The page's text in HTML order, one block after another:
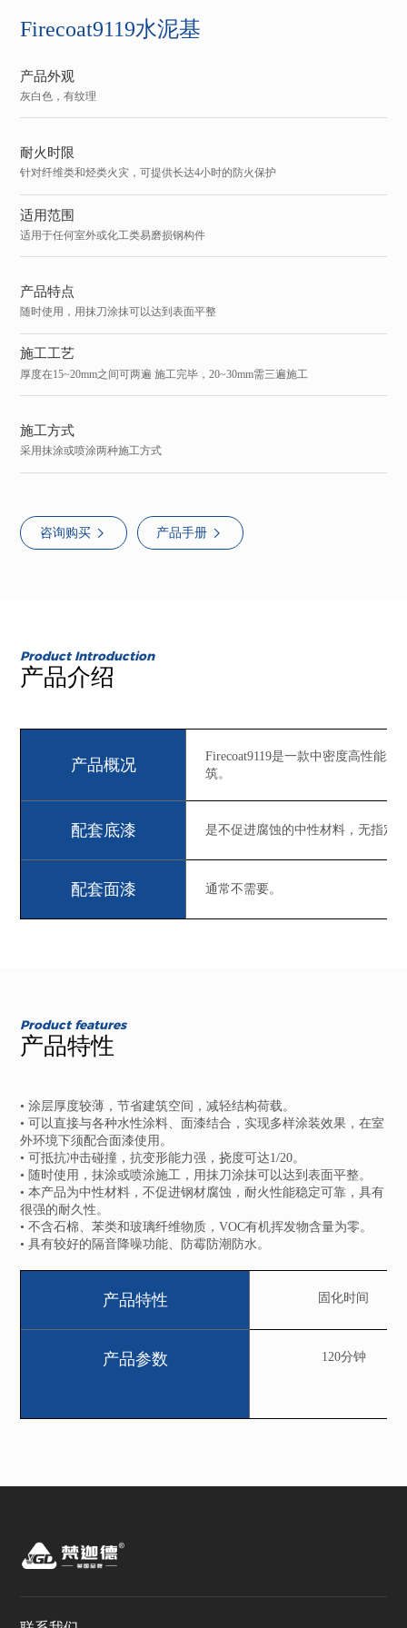
Firecoat9119水泥基
产品外观
灰白色，有纹理
耐火时限
针对纤维类和烃类火灾，可提供长达4小时的防火保护
适用范围
适用于任何室外或化工类易磨损钢构件
产品特点
随时使用，用抹刀涂抹可以达到表面平整
施工工艺
厚度在15~20mm之间可两遍 施工完毕，20~30mm需三遍施工
施工方式
采用抹涂或喷涂两种施工方式
咨询购买 产品手册
Product Introduction
产品介绍
产品概况
Firecoat9119是一款中密度高性能
筑。
配套底漆 是不促进腐蚀的中性材料，无指定
配套面漆 通常不需要。
Product features
产品特性
• 涂层厚度较薄，节省建筑空间，减轻结构荷载。
• 可以直接与各种水性涂料、面漆结合，实现多样涂装效果，在室
外环境下须配合面漆使用。
• 可抵抗冲击碰撞，抗变形能力强，挠度可达1/20。
• 随时使用，抹涂或喷涂施工，用抹刀涂抹可以达到表面平整。
• 本产品为中性材料，不促进钢材腐蚀，耐火性能稳定可靠，具有
很强的耐久性。
• 不含石棉、苯类和玻璃纤维物质，VOC有机挥发物含量为零。
• 具有较好的隔音降噪功能、防霉防潮防水。
产品特性 固化时间
产品参数 120分钟